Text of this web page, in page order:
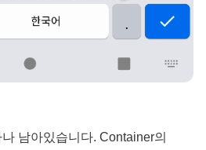
남아있습니다. Container의